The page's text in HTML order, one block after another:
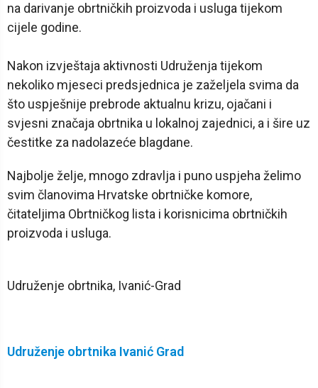
na darivanje obrtničkih proizvoda i usluga tijekom
cijele godine.
Nakon izvještaja aktivnosti Udruženja tijekom
nekoliko mjeseci predsjednica je zaželjela svima da
što uspješnije prebrode aktualnu krizu, ojačani i
svjesni značaja obrtnika u lokalnoj zajednici, a i šire uz
čestitke za nadolazeće blagdane.
Najbolje želje, mnogo zdravlja i puno uspjeha želimo
svim članovima Hrvatske obrtničke komore,
čitateljima Obrtničkog lista i korisnicima obrtničkih
proizvoda i usluga.
Udruženje obrtnika, Ivanić-Grad
Udruženje obrtnika Ivanić Grad